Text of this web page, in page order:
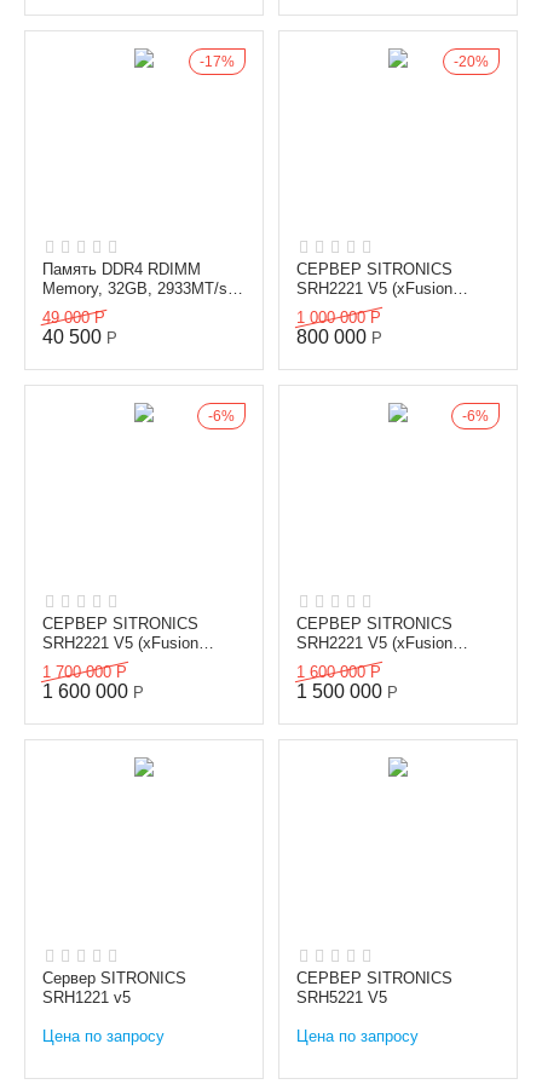
17%
Память DDR4 RDIMM
Memory, 32GB, 2933MT/s,
2Rank(2G*4bit),1.2V,ECC.
49 000 Р
40 500 Р
20%
СЕРВЕР SITRONICS
SRH2221 V5 (xFusion
2288Н), К3
1 000 000 Р
800 000 Р
6%
СЕРВЕР SITRONICS
SRH2221 V5 (xFusion
2288Н), Gold
1 700 000 Р
1 600 000 Р
6%
СЕРВЕР SITRONICS
SRH2221 V5 (xFusion
2288Н), Silver
1 600 000 Р
1 500 000 Р
Сервер SITRONICS
SRH1221 v5
Цена по запросу
СЕРВЕР SITRONICS
SRH5221 V5
Цена по запросу